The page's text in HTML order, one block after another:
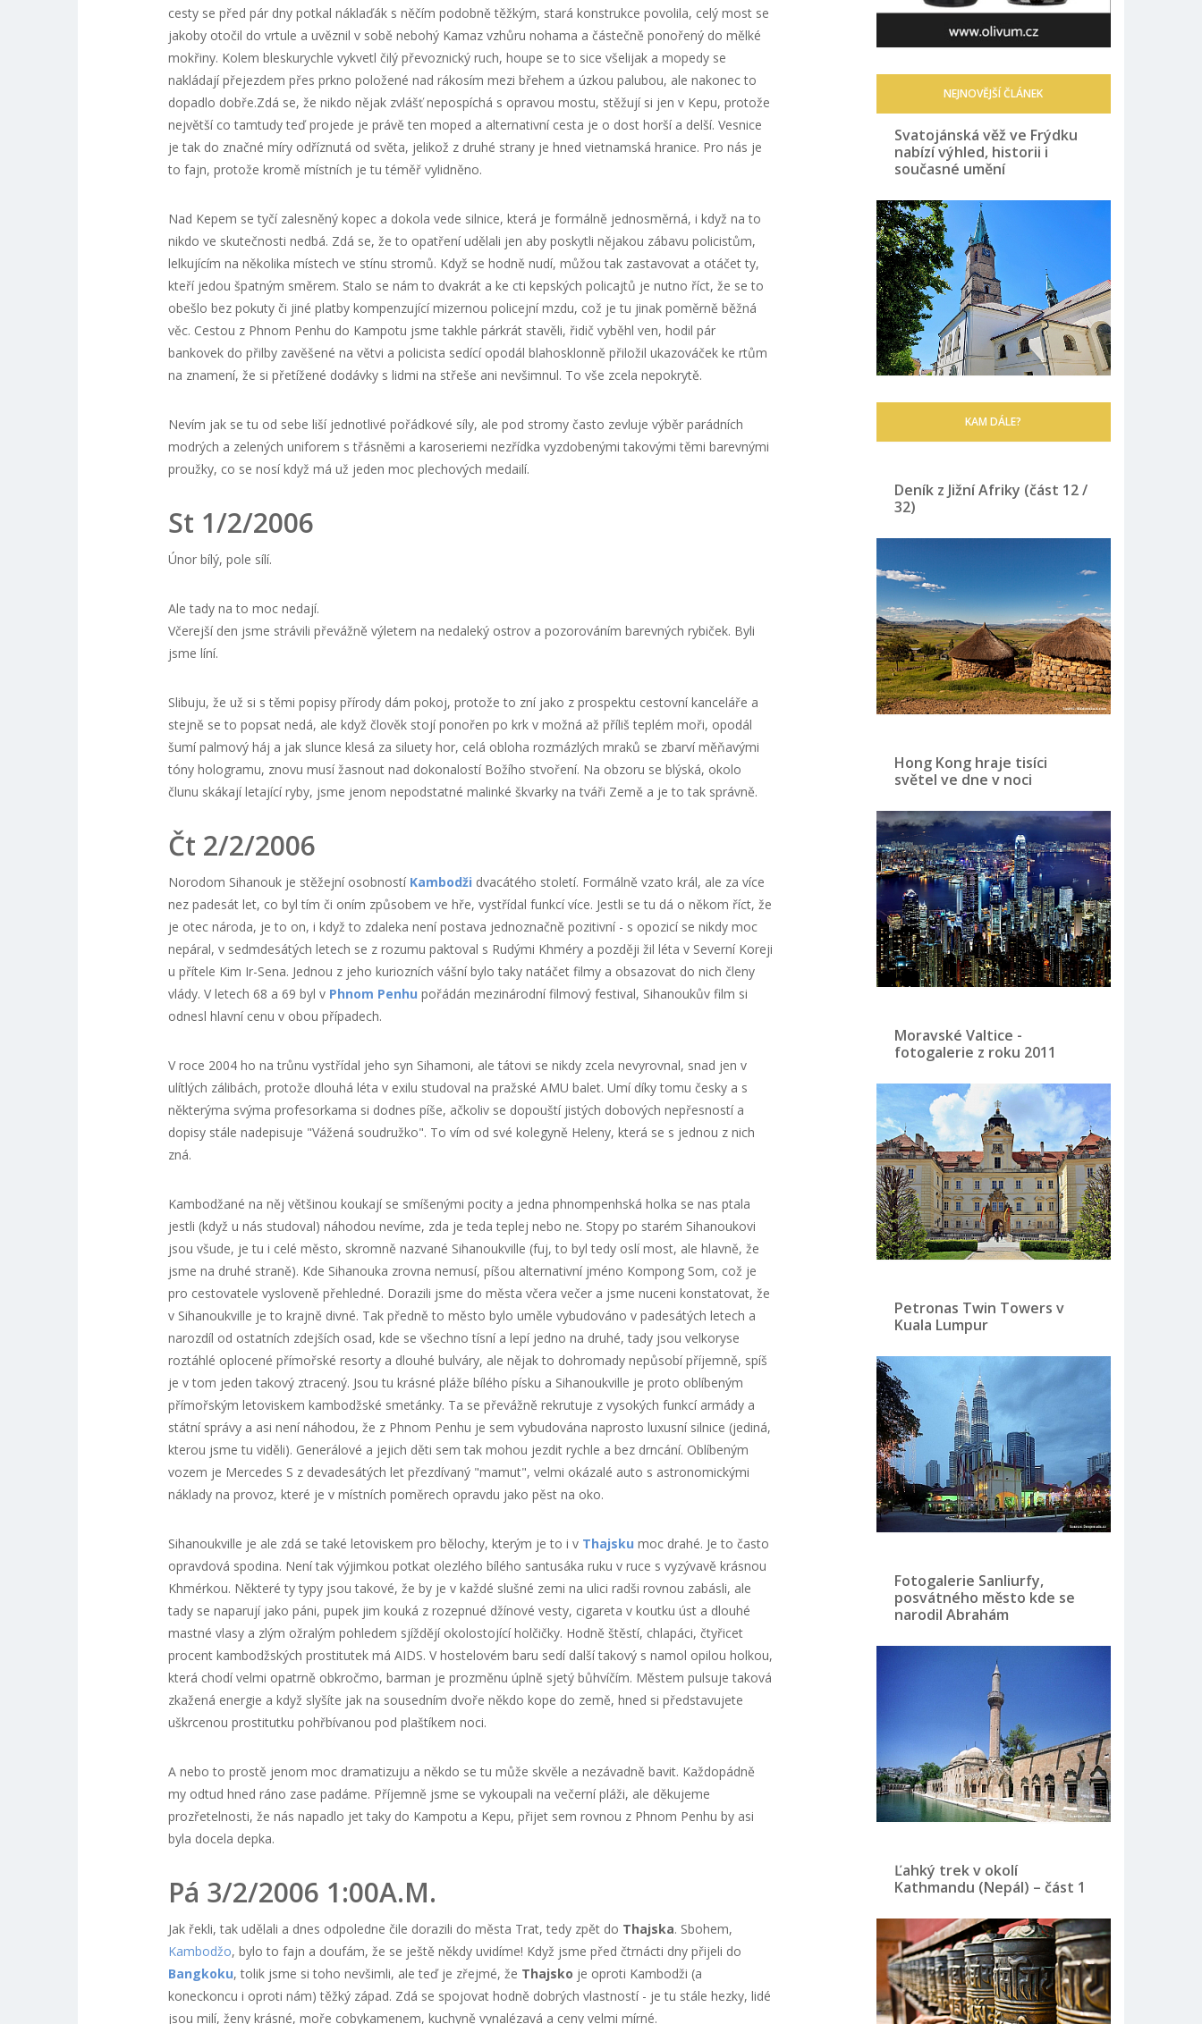
cesty se před pár dny potkal náklaďák s něčím podobně těžkým, stará konstrukce povolila, celý most se
jakoby otočil do vrtule a uvěznil v sobě nebohý Kamaz vzhůru nohama a částečně ponořený do mělké
mokřiny. Kolem bleskurychle vykvetl čilý převoznický ruch, houpe se to sice všelijak a mopedy se
nakládají přejezdem přes prkno položené nad rákosím mezi břehem a úzkou palubou, ale nakonec to
dopadlo dobře.Zdá se, že nikdo nějak zvlášť nepospíchá s opravou mostu, stěžují si jen v Kepu, protože
největší co tamtudy teď projede je právě ten moped a alternativní cesta je o dost horší a delší. Vesnice
je tak do značné míry odříznutá od světa, jelikož z druhé strany je hned vietnamská hranice. Pro nás je
to fajn, protože kromě místních je tu téměř vylidněno.
Nad Kepem se tyčí zalesněný kopec a dokola vede silnice, která je formálně jednosměrná, i když na to
nikdo ve skutečnosti nedbá. Zdá se, že to opatření udělali jen aby poskytli nějakou zábavu policistům,
lelkujícím na několika místech ve stínu stromů. Když se hodně nudí, můžou tak zastavovat a otáčet ty,
kteří jedou špatným směrem. Stalo se nám to dvakrát a ke cti kepských policajtů je nutno říct, že se to
obešlo bez pokuty či jiné platby kompenzující mizernou policejní mzdu, což je tu jinak poměrně běžná
věc. Cestou z Phnom Penhu do Kampotu jsme takhle párkrát stavěli, řidič vyběhl ven, hodil pár
bankovek do přilby zavěšené na větvi a policista sedící opodál blahosklonně přiložil ukazováček ke rtům
na znamení, že si přetížené dodávky s lidmi na střeše ani nevšimnul. To vše zcela nepokrytě.
Nevím jak se tu od sebe liší jednotlivé pořádkové síly, ale pod stromy často zevluje výběr parádních
modrých a zelených uniforem s třásněmi a karoseriemi nezřídka vyzdobenými takovými těmi barevnými
proužky, co se nosí když má už jeden moc plechových medailí.
St 1/2/2006
Únor bílý, pole sílí.
Ale tady na to moc nedají.
Včerejší den jsme strávili převážně výletem na nedaleký ostrov a pozorováním barevných rybiček. Byli
jsme líní.
Slibuju, že už si s těmi popisy přírody dám pokoj, protože to zní jako z prospektu cestovní kanceláře a
stejně se to popsat nedá, ale když člověk stojí ponořen po krk v možná až příliš teplém moři, opodál
šumí palmový háj a jak slunce klesá za siluety hor, celá obloha rozmázlých mraků se zbarví měňavými
tóny hologramu, znovu musí žasnout nad dokonalostí Božího stvoření. Na obzoru se blýská, okolo
člunu skákají letající ryby, jsme jenom nepodstatné malinké škvarky na tváři Země a je to tak správně.
Čt 2/2/2006
Norodom Sihanouk je stěžejní osobností Kambodži dvacátého století. Formálně vzato král, ale za více
nez padesát let, co byl tím či oním způsobem ve hře, vystřídal funkcí více. Jestli se tu dá o někom říct, že
je otec národa, je to on, i když to zdaleka není postava jednoznačně pozitivní - s opozicí se nikdy moc
nepáral, v sedmdesátých letech se z rozumu paktoval s Rudými Khméry a později žil léta v Severní Koreji
u přítele Kim Ir-Sena. Jednou z jeho kuriozních vášní bylo taky natáčet filmy a obsazovat do nich členy
vlády. V letech 68 a 69 byl v Phnom Penhu pořádán mezinárodní filmový festival, Sihanoukův film si
odnesl hlavní cenu v obou případech.
V roce 2004 ho na trůnu vystřídal jeho syn Sihamoni, ale tátovi se nikdy zcela nevyrovnal, snad jen v
ulítlých zálibách, protože dlouhá léta v exilu studoval na pražské AMU balet. Umí díky tomu česky a s
některýma svýma profesorkama si dodnes píše, ačkoliv se dopouští jistých dobových nepřesností a
dopisy stále nadepisuje "Vážená soudružko". To vím od své kolegyně Heleny, která se s jednou z nich
zná.
Kambodžané na něj většinou koukají se smíšenými pocity a jedna phnompenhská holka se nas ptala
jestli (když u nás studoval) náhodou nevíme, zda je teda teplej nebo ne. Stopy po starém Sihanoukovi
jsou všude, je tu i celé město, skromně nazvané Sihanoukville (fuj, to byl tedy oslí most, ale hlavně, že
jsme na druhé straně). Kde Sihanouka zrovna nemusí, píšou alternativní jméno Kompong Som, což je
pro cestovatele vysloveně přehledné. Dorazili jsme do města včera večer a jsme nuceni konstatovat, že
v Sihanoukville je to krajně divné. Tak předně to město bylo uměle vybudováno v padesátých letech a
narozdíl od ostatních zdejších osad, kde se všechno tísní a lepí jedno na druhé, tady jsou velkoryse
roztáhlé oplocené přímořské resorty a dlouhé bulváry, ale nějak to dohromady nepůsobí příjemně, spíš
je v tom jeden takový ztracený. Jsou tu krásné pláže bílého písku a Sihanoukville je proto oblíbeným
přímořským letoviskem kambodžské smetánky. Ta se převážně rekrutuje z vysokých funkcí armády a
státní správy a asi není náhodou, že z Phnom Penhu je sem vybudována naprosto luxusní silnice (jediná,
kterou jsme tu viděli). Generálové a jejich děti sem tak mohou jezdit rychle a bez drncání. Oblíbeným
vozem je Mercedes S z devadesátých let přezdívaný "mamut", velmi okázalé auto s astronomickými
náklady na provoz, které je v místních poměrech opravdu jako pěst na oko.
Sihanoukville je ale zdá se také letoviskem pro bělochy, kterým je to i v Thajsku moc drahé. Je to často
opravdová spodina. Není tak výjimkou potkat olezlého bílého santusáka ruku v ruce s vyzývavě krásnou
Khmérkou. Některé ty typy jsou takové, že by je v každé slušné zemi na ulici radši rovnou zabásli, ale
tady se naparují jako páni, pupek jim kouká z rozepnué džínové vesty, cigareta v koutku úst a dlouhé
mastné vlasy a zlým ožralým pohledem sjíždějí okolostojící holčičky. Hodně štěstí, chlapáci, čtyřicet
procent kambodžských prostitutek má AIDS. V hostelovém baru sedí další takový s namol opilou holkou,
která chodí velmi opatrně obkročmo, barman je prozměnu úplně sjetý bůhvíčím. Městem pulsuje taková
zkažená energie a když slyšíte jak na sousedním dvoře někdo kope do země, hned si představujete
uškrcenou prostitutku pohřbívanou pod plaštíkem noci.
A nebo to prostě jenom moc dramatizuju a někdo se tu může skvěle a nezávadně bavit. Každopádně
my odtud hned ráno zase padáme. Příjemně jsme se vykoupali na večerní pláži, ale děkujeme
prozřetelnosti, že nás napadlo jet taky do Kampotu a Kepu, přijet sem rovnou z Phnom Penhu by asi
byla docela depka.
Pá 3/2/2006 1:00A.M.
Jak řekli, tak udělali a dnes odpoledne čile dorazili do města Trat, tedy zpět do Thajska. Sbohem,
Kambodžo, bylo to fajn a doufám, že se ještě někdy uvidíme! Když jsme před čtrnácti dny přijeli do
Bangkoku, tolik jsme si toho nevšimli, ale teď je zřejmé, že Thajsko je oproti Kambodži (a
koneckoncu i oproti nám) těžký západ. Zdá se spojovat hodně dobrých vlastností - je tu stále hezky, lidé
jsou milí, ženy krásné, moře cobykamenem, kuchyně vynalézavá a ceny velmi mírné.
NEJNOVĚJŠÍ ČLÁNEK
Svatojánská věž ve Frýdku
nabízí výhled, historii i
současné umění
KAM DÁLE?
Deník z Jižní Afriky (část 12 /
32)
Hong Kong hraje tisíci
světel ve dne v noci
Moravské Valtice -
fotogalerie z roku 2011
Petronas Twin Towers v
Kuala Lumpur
Fotogalerie Sanliurfy,
posvátného město kde se
narodil Abrahám
Ľahký trek v okolí
Kathmandu (Nepál) – část 1